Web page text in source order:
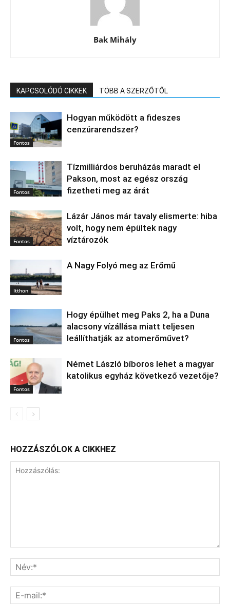
Bak Mihály
KAPCSOLÓDÓ CIKKEK TÖBB A SZERZŐTŐL
Fontos
Hogyan működött a fideszes
cenzúrarendszer?
Fontos
Tízmilliárdos beruházás maradt el
Pakson, most az egész ország
fizetheti meg az árát
Fontos
Lázár János már tavaly elismerte: hiba
volt, hogy nem épültek nagy
víztározók
Itthon
A Nagy Folyó meg az Erőmű
Fontos
Hogy épülhet meg Paks 2, ha a Duna
alacsony vízállása miatt teljesen
leállíthatják az atomerőművet?
Fontos
Német László bíboros lehet a magyar
katolikus egyház következő vezetője?
HOZZÁSZÓLOK A CIKKHEZ